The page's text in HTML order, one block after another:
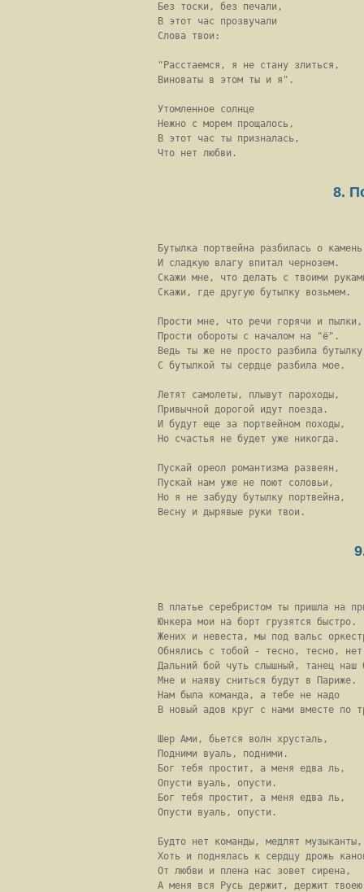
Без тоски, без печали,
В этот час прозвучали
Слова твои:
"Расстаемся, я не стану злиться,
Виноваты в этом ты и я".
Утомленное солнце
Нежно с морем прощалось,
В этот час ты призналась,
Что нет любви.
8.
Бутылка портвейна разбилась о камень
И сладкую влагу впитал чернозем.
Скажи мне, что делать с твоими
Скажи, где другую бутылку возьмем.
Прости мне, что речи горячи и пылки,
Прости обороты с началом на "ё".
Ведь ты же не просто разбила
С бутылкой ты сердце разбила мое.
Летят самолеты, плывут пароходы,
Привычной дорогой идут поезда.
И будут еще за портвейном походы,
Но счастья не будет уже никогда.
Пускай ореол романтизма развеян,
Пускай нам уже не поют соловьи,
Но я не забуду бутылку портвейна,
Весну и дырявые руки твои.
В платье серебристом ты пришла на
Юнкера мои на борт грузятся быстро.
Жених и невеста, мы под вальс
Обнялись с тобой - тесно, тесно,
Дальний бой чуть слышный, танец наш
Мне и наяву сниться будут в Париже.
Нам была команда, а тебе не надо
В новый адов круг с нами вместе по
Шер Ами, бьется волн хрусталь,
Подними вуаль, подними.
Бог тебя простит, а меня едва ль,
Опусти вуаль, опусти.
Бог тебя простит, а меня едва ль,
Опусти вуаль, опусти.
Будто нет команды, медлят музыканты,
Хоть и поднялась к сердцу дрожь
От любви и плена нас зовет сирена,
А меня вся Русь держит, держит